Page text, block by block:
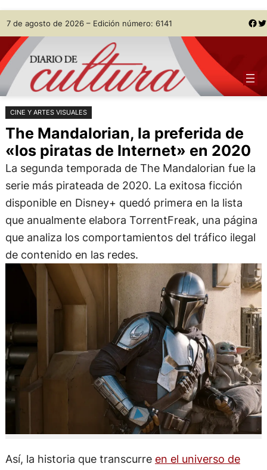
Saltar
al
contenido
Skip
to
content
7 de agosto de 2026 – Edición número: 6141 Facebook Twitter
CINE Y ARTES VISUALES
The Mandalorian, la preferida de
«los piratas de Internet» en 2020
La segunda temporada de The Mandalorian fue la
serie más pirateada de 2020. La exitosa ficción
disponible en Disney+ quedó primera en la lista
que anualmente elabora TorrentFreak, una página
que analiza los comportamientos del tráfico ilegal
de contenido en las redes.
Así, la historia que transcurre en el universo de